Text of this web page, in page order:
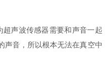
声波传感器需要和声音一起
声音，所以根本无法在真空中